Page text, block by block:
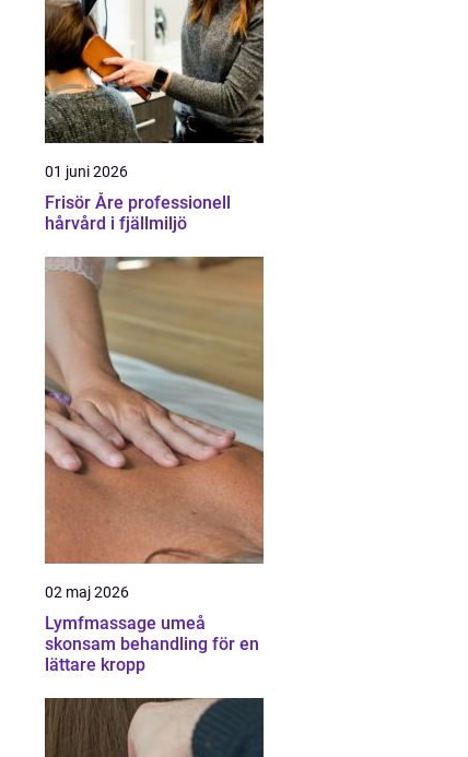
01 juni 2026
Frisör Åre professionell
hårvård i fjällmiljö
02 maj 2026
Lymfmassage umeå
skonsam behandling för en
lättare kropp